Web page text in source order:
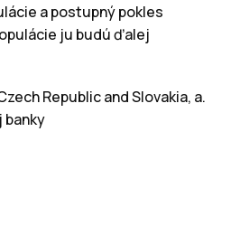
a postupný pokles
ju budú ďalej
Republic and Slovakia, a.
banky